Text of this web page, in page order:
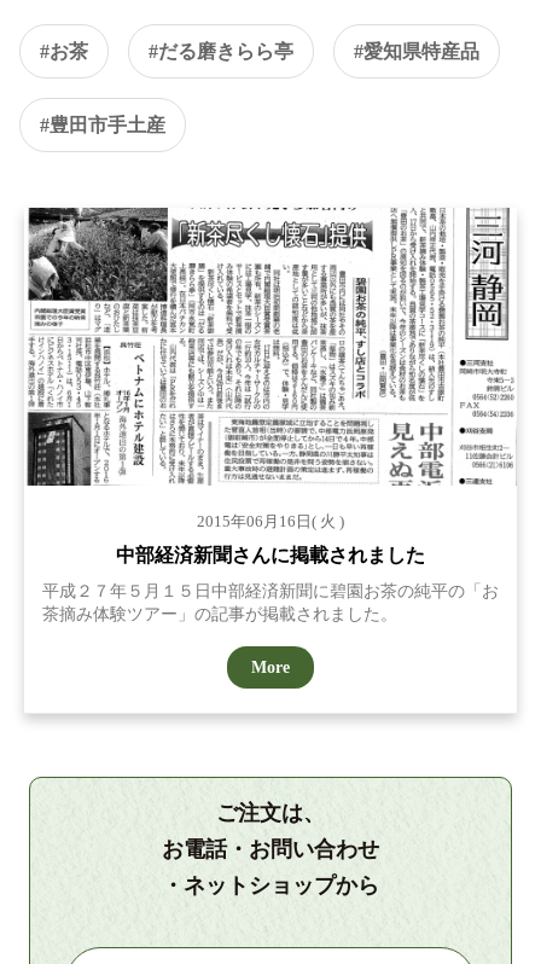
#お茶 #だる磨きらら亭 #愛知県特産品
#豊田市手土産
2015年06月16日( 火 )
中部経済新聞さんに掲載されました
平成２７年５月１５日中部経済新聞に碧園お茶の純平の「お
茶摘み体験ツアー」の記事が掲載されました。
More
ご注文は、
お電話・お問い合わせ
・ネットショップから